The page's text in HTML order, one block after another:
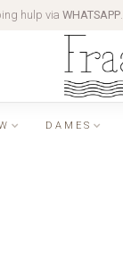
hulp via WHATSAPP.
DAMES